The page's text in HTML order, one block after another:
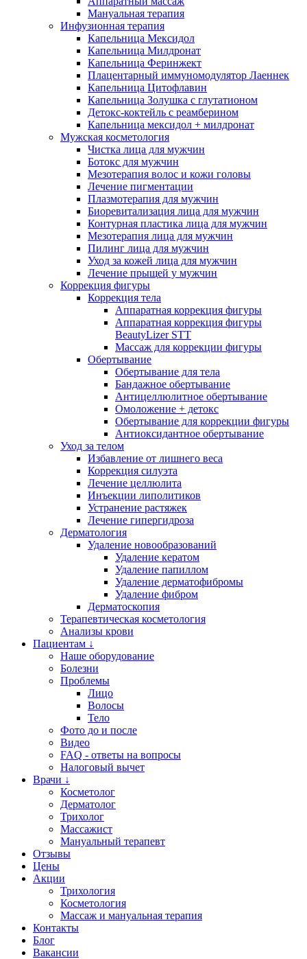
Мануальная терапия
Инфузионная терапия
Капельница Мексидол
Капельница Милдронат
Капельница Феринжект
Плацентарный иммуномодулятор Лаеннек
Капельница Цитофлавин
Капельница Золушка с глутатионом
Детокс-коктейль с реамберином
Капельница мексидол + милдронат
Мужская косметология
Чистка лица для мужчин
Ботокс для мужчин
Мезотерапия волос и кожи головы
Лечение пигментации
Плазмотерапия для мужчин
Биоревитализация лица для мужчин
Контурная пластика лица для мужчин
Мезотерапия лица для мужчин
Пилинг лица для мужчин
Уход за кожей лица для мужчин
Лечение прыщей у мужчин
Коррекция фигуры
Коррекция тела
Аппаратная коррекция фигуры
Аппаратная коррекция фигуры
BeautyLizer STT
Массаж для коррекции фигуры
Обертывание
Обертывание для тела
Бандажное обертывание
Антицеллюлитное обертывание
Омоложение + детокс
Обертывание для коррекции фигуры
Антиоксидантное обертывание
Уход за телом
Избавление от лишнего веса
Коррекция силуэта
Лечение целлюлита
Инъекции липолитиков
Устранение растяжек
Лечение гипергидроза
Дерматология
Удаление новообразований
Удаление кератом
Удаление папиллом
Удаление дерматофибромы
Удаление фибром
Дерматоскопия
Терапевтическая косметология
Анализы крови
Пациентам ↓
Наше оборудование
Болезни
Проблемы
Лицо
Волосы
Тело
Фото до и после
Видео
FAQ - ответы на вопросы
Налоговый вычет
Врачи ↓
Косметолог
Дерматолог
Трихолог
Массажист
Мануальный терапевт
Отзывы
Цены
Акции
Трихология
Косметология
Массаж и мануальная терапия
Контакты
Блог
Вакансии